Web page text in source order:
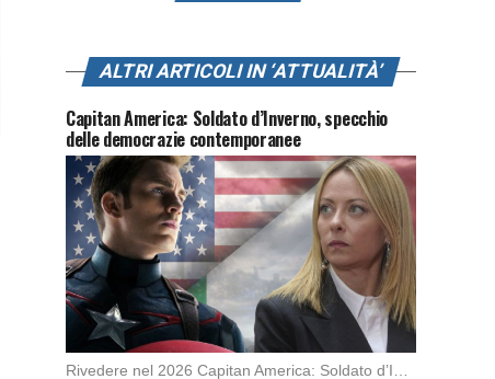
ALTRI ARTICOLI IN ‘ATTUALITÀ’
Capitan America: Soldato d’Inverno, specchio
delle democrazie contemporanee